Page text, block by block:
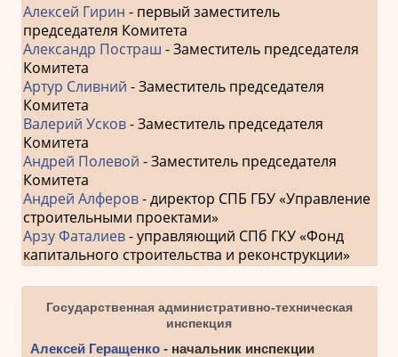
Алексей Гирин - первый заместитель
председателя Комитета
Александр Постраш - Заместитель председателя
Комитета
Артур Сливний - Заместитель председателя
Комитета
Валерий Усков- Заместитель председателя
Комитета
Андрей Полевой - Заместитель председателя
Комитета
Андрей Алферов- директор СПБ ГБУ «Управление
строительными проектами»
Арзу Фаталиев- управляющий СПб ГКУ «Фонд
капитального строительства и реконструкции»
Государственная административно-техническая
инспекция
Алексей Геращенко- начальник инспекции